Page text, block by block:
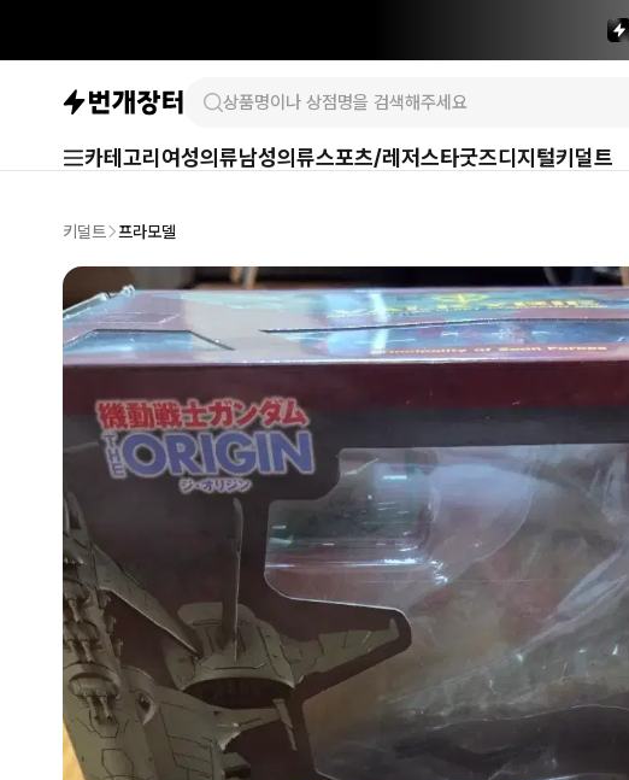
카테고리 여성의류남성의류스포츠/레저스타굿즈디지털키덜트
키덜트 프라모델